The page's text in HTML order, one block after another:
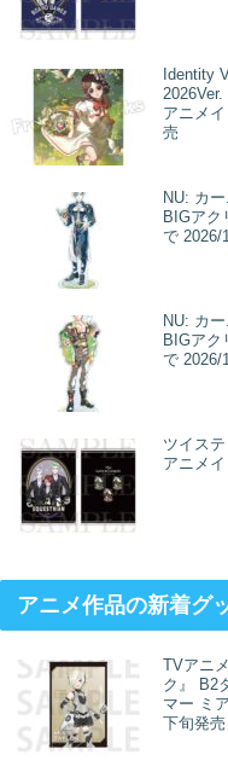
Identity
アニメ
売
NU: カ
BIGアク
で 2026/
NU: カ
BIGアク
で 2026/
ツイス
アニメ
アニメ作品の新着グ
TVアニ
ク』 B2
マー ミ
下旬発売